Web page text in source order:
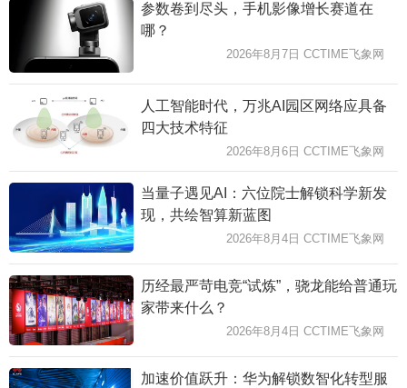
参数卷到尽头，手机影像增长赛道在
哪？
2026年8月7日 CCTIME飞象网
人工智能时代，万兆AI园区网络应具备
四大技术特征
2026年8月6日 CCTIME飞象网
当量子遇见AI：六位院士解锁科学新发
现，共绘智算新蓝图
2026年8月4日 CCTIME飞象网
历经最严苛电竞“试炼”，骁龙能给普通玩
家带来什么？
2026年8月4日 CCTIME飞象网
加速价值跃升：华为解锁数智化转型服